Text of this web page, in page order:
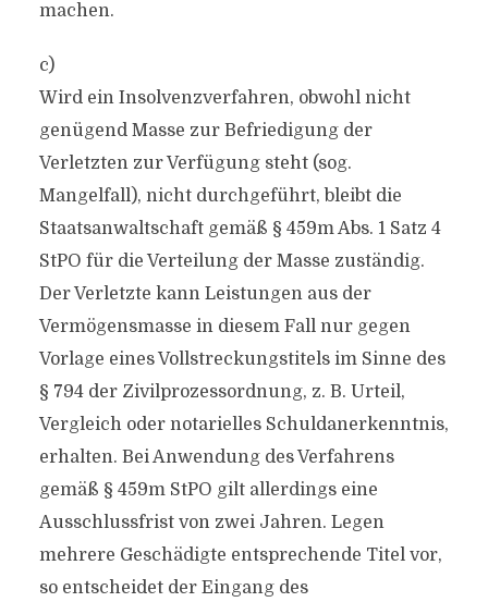
machen.
c)
Wird ein Insolvenzverfahren, obwohl nicht
genügend Masse zur Befriedigung der
Verletzten zur Verfügung steht (sog.
Mangelfall), nicht durchgeführt, bleibt die
Staatsanwaltschaft gemäß § 459m Abs. 1 Satz 4
StPO für die Verteilung der Masse zuständig.
Der Verletzte kann Leistungen aus der
Vermögensmasse in diesem Fall nur gegen
Vorlage eines Vollstreckungstitels im Sinne des
§ 794 der Zivilprozessordnung, z. B. Urteil,
Vergleich oder notarielles Schuldanerkenntnis,
erhalten. Bei Anwendung des Verfahrens
gemäß § 459m StPO gilt allerdings eine
Ausschlussfrist von zwei Jahren. Legen
mehrere Geschädigte entsprechende Titel vor,
so entscheidet der Eingang des